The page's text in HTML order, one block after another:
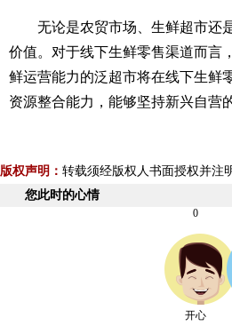
无论是农贸市场、生鲜超市还是
价值。对于线下生鲜零售渠道而言
鲜运营能力的泛超市将在线下生鲜
资源整合能力，能够坚持新兴自营
版权声明： 转载须经版权人书面授权并注
您此时的心情
0
开心